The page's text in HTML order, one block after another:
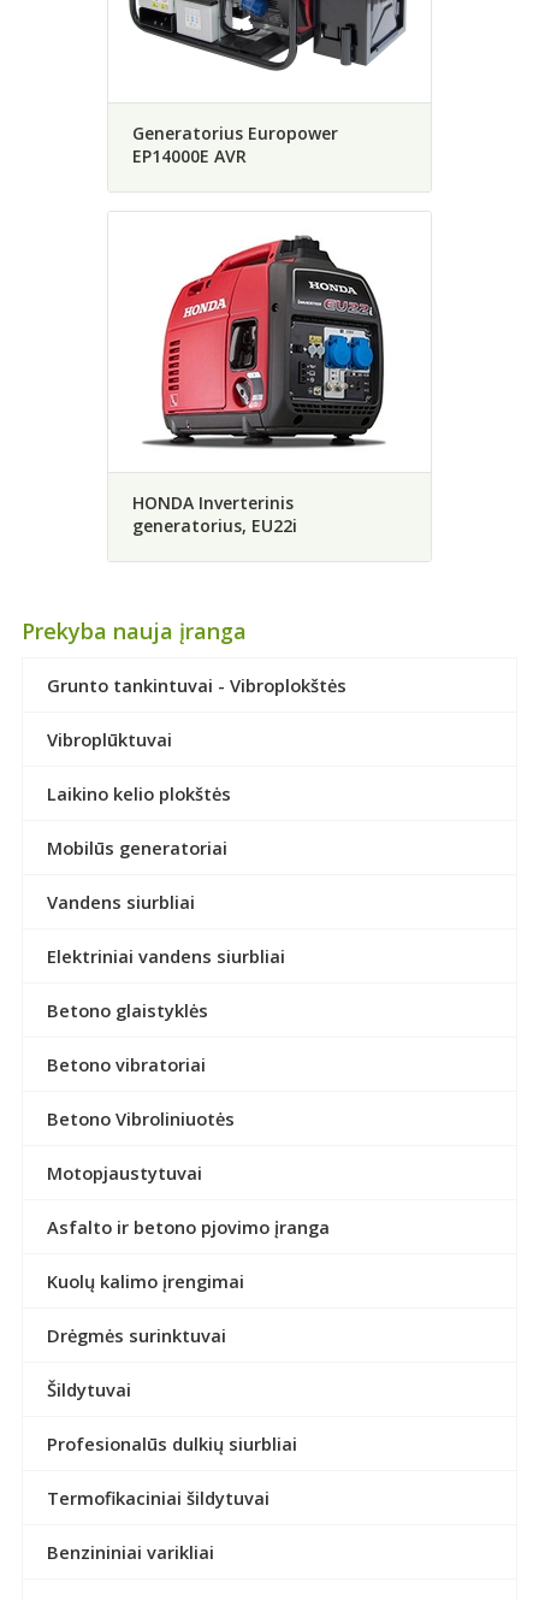
Generatorius Europower
EP14000E AVR
HONDA Inverterinis
generatorius, EU22i
Prekyba nauja įranga
Grunto tankintuvai - Vibroplokštės
Vibroplūktuvai
Laikino kelio plokštės
Mobilūs generatoriai
Vandens siurbliai
Elektriniai vandens siurbliai
Betono glaistyklės
Betono vibratoriai
Betono Vibroliniuotės
Motopjaustytuvai
Asfalto ir betono pjovimo įranga
Kuolų kalimo įrengimai
Drėgmės surinktuvai
Šildytuvai
Profesionalūs dulkių siurbliai
Termofikaciniai šildytuvai
Benzininiai varikliai